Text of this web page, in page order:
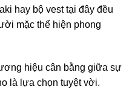
hay bộ vest tại đây đều
mặc thể hiện phong
hiệu cân bằng giữa sự
là lựa chọn tuyệt vời.